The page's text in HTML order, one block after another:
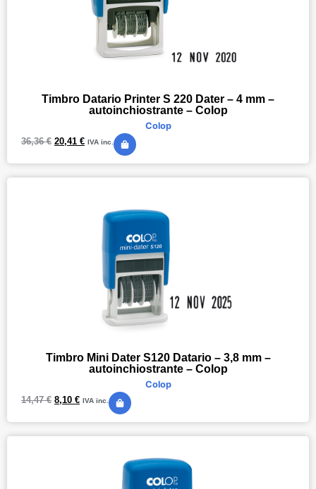
Timbro Datario Printer S 220 Dater – 4 mm –
autoinchiostrante – Colop
Colop
36,36€ 20,41 € IVA inc.
Timbro Mini Dater S120 Datario – 3,8 mm –
autoinchiostrante – Colop
Colop
14,47€ 8,10 € IVA inc.